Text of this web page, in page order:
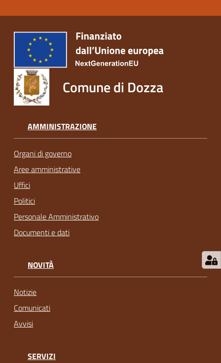
Seguici
su
Comune di Dozza
AMMINISTRAZIONE
Organi di governo
Aree amministrative
Uffici
Politici
Personale Amministrativo
Documenti e dati
NOVITÀ
Notizie
Comunicati
Avvisi
SERVIZI